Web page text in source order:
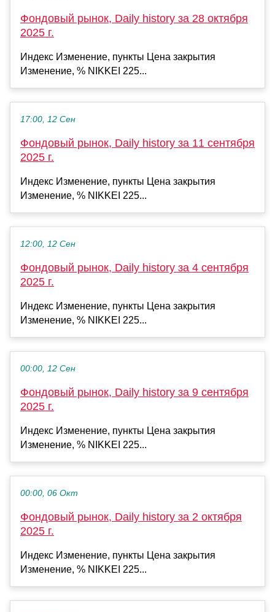
Фондовый рынок, Daily history за 28 октября
2025 г.
Индекс Изменение, пункты Цена закрытия
Изменение, % NIKKEI 225...
17:00, 12 Сен
Фондовый рынок, Daily history за 11 сентября
2025 г.
Индекс Изменение, пункты Цена закрытия
Изменение, % NIKKEI 225...
12:00, 12 Сен
Фондовый рынок, Daily history за 4 сентября
2025 г.
Индекс Изменение, пункты Цена закрытия
Изменение, % NIKKEI 225...
00:00, 12 Сен
Фондовый рынок, Daily history за 9 сентября
2025 г.
Индекс Изменение, пункты Цена закрытия
Изменение, % NIKKEI 225...
00:00, 06 Окт
Фондовый рынок, Daily history за 2 октября
2025 г.
Индекс Изменение, пункты Цена закрытия
Изменение, % NIKKEI 225...